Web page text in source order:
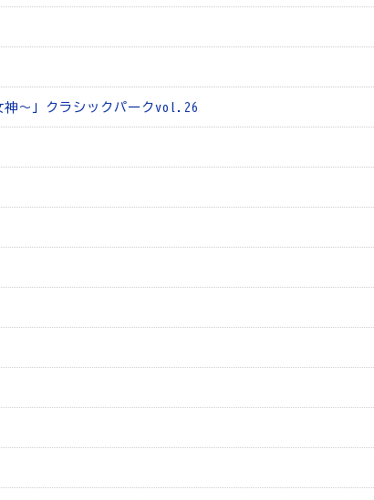
神～」クラシックパークvol.26